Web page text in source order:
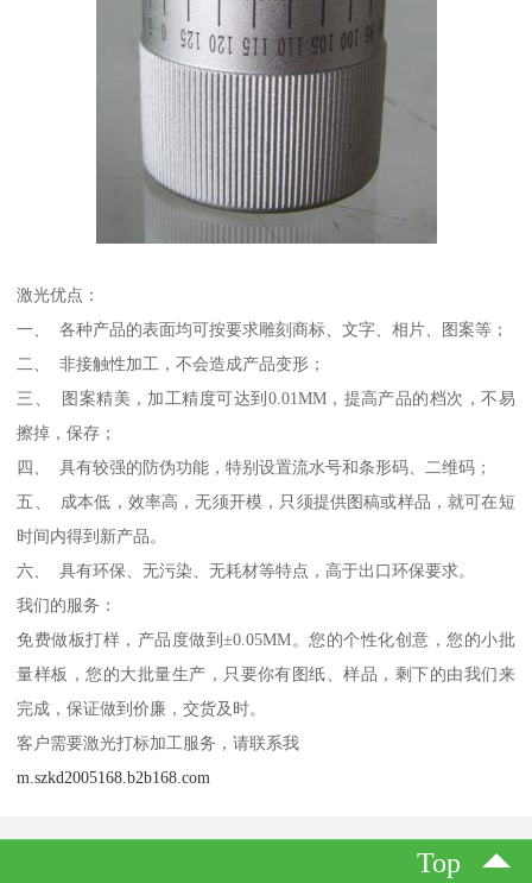
激光优点：
一、 各种产品的表面均可按要求雕刻商标、文字、相片、图案等；
二、 非接触性加工，不会造成产品变形；
三、 图案精美，加工精度可达到0.01MM，提高产品的档次，不易
擦掉，保存；
四、 具有较强的防伪功能，特别设置流水号和条形码、二维码；
五、 成本低，效率高，无须开模，只须提供图稿或样品，就可在短
时间内得到新产品。
六、 具有环保、无污染、无耗材等特点，高于出口环保要求。
我们的服务：
免费做板打样，产品度做到±0.05MM。您的个性化创意，您的小批
量样板，您的大批量生产，只要你有图纸、样品，剩下的由我们来
完成，保证做到价廉，交货及时。
客户需要激光打标加工服务，请联系我
m.szkd2005168.b2b168.com
Top